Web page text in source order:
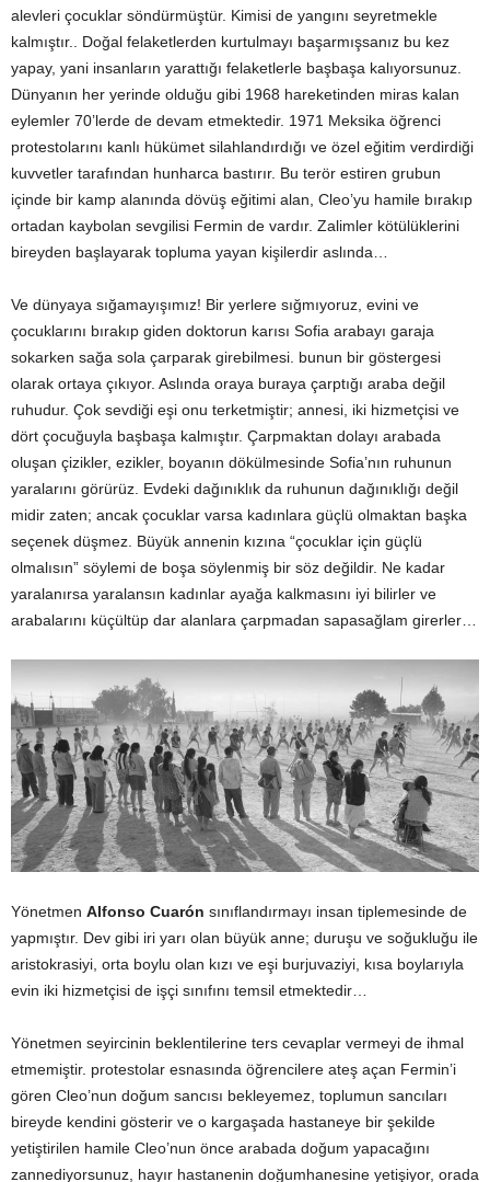
alevleri çocuklar söndürmüştür. Kimisi de yangını seyretmekle
kalmıştır.. Doğal felaketlerden kurtulmayı başarmışsanız bu kez
yapay, yani insanların yarattığı felaketlerle başbaşa kalıyorsunuz.
Dünyanın her yerinde olduğu gibi 1968 hareketinden miras kalan
eylemler 70’lerde de devam etmektedir. 1971 Meksika öğrenci
protestolarını kanlı hükümet silahlandırdığı ve özel eğitim verdirdiği
kuvvetler tarafından hunharca bastırır. Bu terör estiren grubun
içinde bir kamp alanında dövüş eğitimi alan, Cleo’yu hamile bırakıp
ortadan kaybolan sevgilisi Fermin de vardır. Zalimler kötülüklerini
bireyden başlayarak topluma yayan kişilerdir aslında…
Ve dünyaya sığamayışımız! Bir yerlere sığmıyoruz, evini ve
çocuklarını bırakıp giden doktorun karısı Sofia arabayı garaja
sokarken sağa sola çarparak girebilmesi. bunun bir göstergesi
olarak ortaya çıkıyor. Aslında oraya buraya çarptığı araba değil
ruhudur. Çok sevdiği eşi onu terketmiştir; annesi, iki hizmetçisi ve
dört çocuğuyla başbaşa kalmıştır. Çarpmaktan dolayı arabada
oluşan çizikler, ezikler, boyanın dökülmesinde Sofia’nın ruhunun
yaralarını görürüz. Evdeki dağınıklık da ruhunun dağınıklığı değil
midir zaten; ancak çocuklar varsa kadınlara güçlü olmaktan başka
seçenek düşmez. Büyük annenin kızına “çocuklar için güçlü
olmalısın” söylemi de boşa söylenmiş bir söz değildir. Ne kadar
yaralanırsa yaralansın kadınlar ayağa kalkmasını iyi bilirler ve
arabalarını küçültüp dar alanlara çarpmadan sapasağlam girerler…
Yönetmen Alfonso Cuarón sınıflandırmayı insan tiplemesinde de
yapmıştır. Dev gibi iri yarı olan büyük anne; duruşu ve soğukluğu ile
aristokrasiyi, orta boylu olan kızı ve eşi burjuvaziyi, kısa boylarıyla
evin iki hizmetçisi de işçi sınıfını temsil etmektedir…
Yönetmen seyircinin beklentilerine ters cevaplar vermeyi de ihmal
etmemiştir. protestolar esnasında öğrencilere ateş açan Fermin’i
gören Cleo’nun doğum sancısı bekleyemez, toplumun sancıları
bireyde kendini gösterir ve o kargaşada hastaneye bir şekilde
yetiştirilen hamile Cleo’nun önce arabada doğum yapacağını
zannediyorsunuz, hayır hastanenin doğumhanesine yetişiyor, orada